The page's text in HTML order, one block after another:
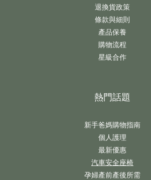
退換貨政策
條款與細則
產品保養
購物流程
星級合作
熱門話題
新手爸媽購物指南
個人護理
最新優惠
汽車安全座椅
孕婦產前產後所需